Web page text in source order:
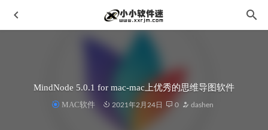
MindNode 5.0.1 for mac-mac上优秀的思维导图软件
MAC软件 2021年2月24日 0 dashen